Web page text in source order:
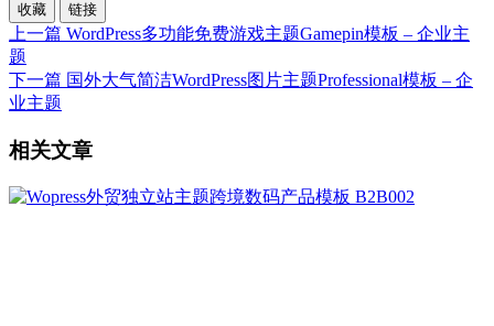
收藏 链接
上一篇 WordPress多功能免费游戏主题Gamepin模板 – 企业主
题
下一篇 国外大气简洁WordPress图片主题Professional模板 – 企
业主题
相关文章